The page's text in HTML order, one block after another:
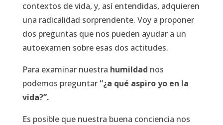
contextos de vida, y, así entendidas, adquieren
una radicalidad sorprendente. Voy a proponer
dos preguntas que nos pueden ayudar a un
autoexamen sobre esas dos actitudes.
Para examinar nuestra humildad nos
podemos preguntar“¿a qué aspiro yo en la
vida?”.
Es posible que nuestra buena conciencia nos